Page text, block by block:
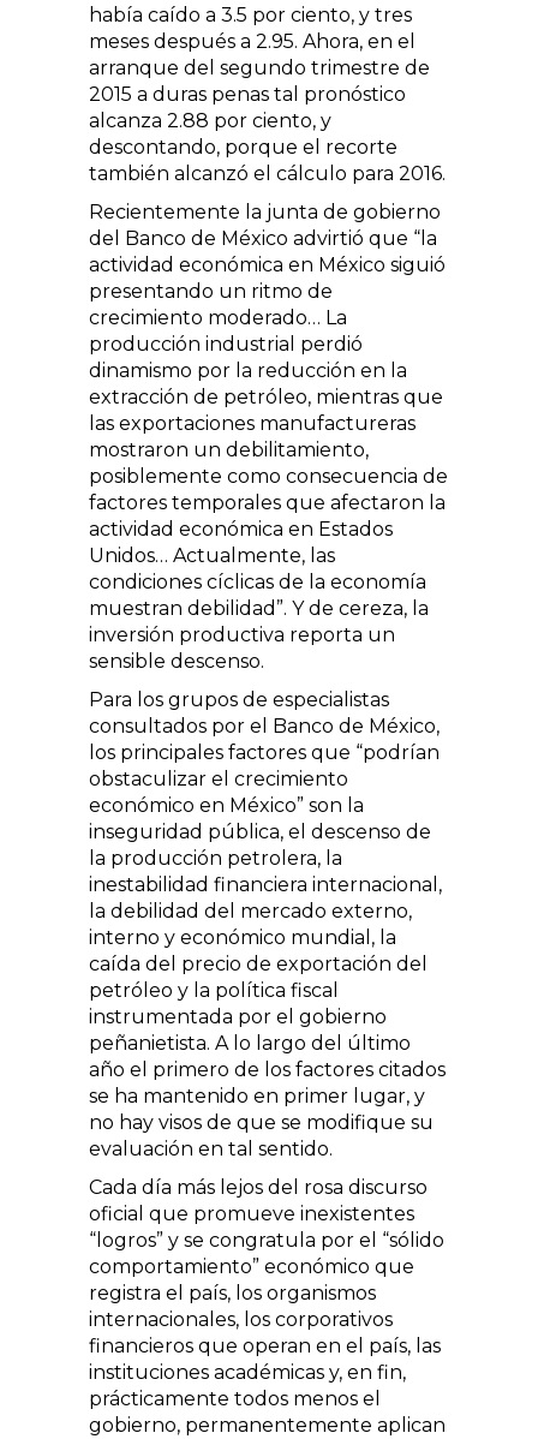
había caído a 3.5 por ciento, y tres
meses después a 2.95. Ahora, en el
arranque del segundo trimestre de
2015 a duras penas tal pronóstico
alcanza 2.88 por ciento, y
descontando, porque el recorte
también alcanzó el cálculo para 2016.
Recientemente la junta de gobierno
del Banco de México advirtió que “la
actividad económica en México siguió
presentando un ritmo de
crecimiento moderado… La
producción industrial perdió
dinamismo por la reducción en la
extracción de petróleo, mientras que
las exportaciones manufactureras
mostraron un debilitamiento,
posiblemente como consecuencia de
factores temporales que afectaron la
actividad económica en Estados
Unidos… Actualmente, las
condiciones cíclicas de la economía
muestran debilidad”. Y de cereza, la
inversión productiva reporta un
sensible descenso.
Para los grupos de especialistas
consultados por el Banco de México,
los principales factores que “podrían
obstaculizar el crecimiento
económico en México” son la
inseguridad pública, el descenso de
la producción petrolera, la
inestabilidad financiera internacional,
la debilidad del mercado externo,
interno y económico mundial, la
caída del precio de exportación del
petróleo y la política fiscal
instrumentada por el gobierno
peñanietista. A lo largo del último
año el primero de los factores citados
se ha mantenido en primer lugar, y
no hay visos de que se modifique su
evaluación en tal sentido.
Cada día más lejos del rosa discurso
oficial que promueve inexistentes
“logros” y se congratula por el “sólido
comportamiento” económico que
registra el país, los organismos
internacionales, los corporativos
financieros que operan en el país, las
instituciones académicas y, en fin,
prácticamente todos menos el
gobierno, permanentemente aplican